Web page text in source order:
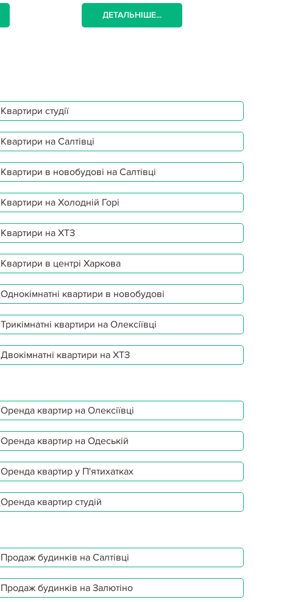
ДЕТАЛЬНІШЕ...
Квартири студії
Квартири на Салтівці
Квартири в новобудові на Салтівці
Квартири на Холодній Горі
Квартири на ХТЗ
Квартири в центрі Харкова
Однокімнатні квартири в новобудові
Трикімнатні квартири на Олексіївці
Двокімнатні квартири на ХТЗ
Оренда квартир на Олексіївці
Оренда квартир на Одеській
Оренда квартир у П'ятихатках
Оренда квартир студій
Продаж будинків на Салтівці
Продаж будинків на Залютіно